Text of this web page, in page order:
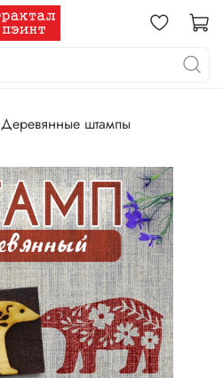
Деревянные штампы